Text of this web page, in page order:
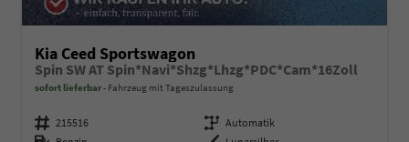
Kia Ceed Sportswagon
Spin SW AT Spin*Navi*Shzg*Lhzg*PDC*Cam*16Zoll
sofort lieferbar Fahrzeug mit Tageszulassung
Fahrzeugnummer 215516 Getriebe Automatik